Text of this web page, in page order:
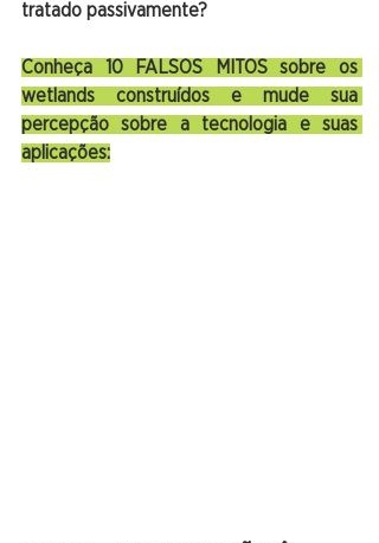
tratado passivamente?
Conheça 10 FALSOS MITOS sobre os
wetlands construídos e mude sua
percepção sobre a tecnologia e suas
aplicações: